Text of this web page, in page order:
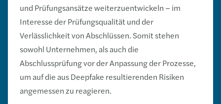
und Prüfungsansätze weiterzuentwickeln – im
Interesse der Prüfungsqualität und der
Verlässlichkeit von Abschlüssen. Somit stehen
sowohl Unternehmen, als auch die
Abschlussprüfung vor der Anpassung der Prozesse,
um auf die aus Deepfake resultierenden Risiken
angemessen zu reagieren.